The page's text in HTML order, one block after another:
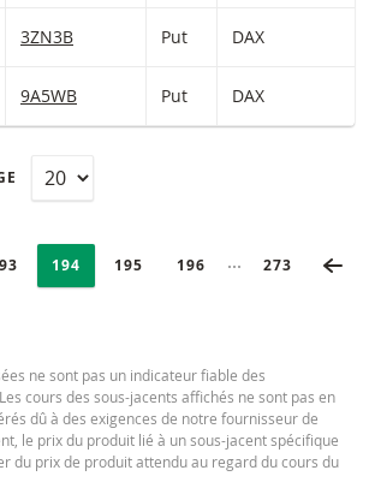
Avec barrière désactivante 23 000 et levier
3ZN3B Put DAX
Avec barrière désactivante 23 000 et levier
9A5WB Put DAX
Selected:
PAGE
194 PAGE
195 PAGE
196 Collapsed
DERNIÈRE
273
ne sont pas un indicateur fiable des
cours des sous-jacents affichés ne sont pas en
dû à des exigences de notre fournisseur de
le prix du produit lié à un sous-jacent spécifique
du prix de produit attendu au regard du cours du